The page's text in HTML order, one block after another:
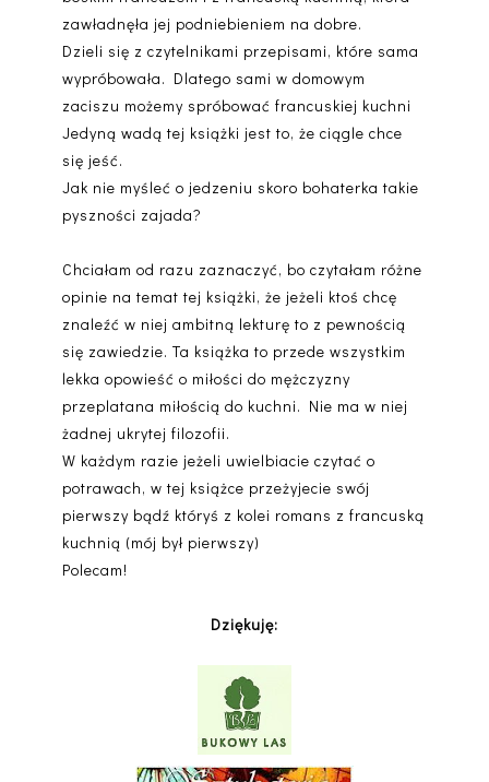
zawładnęła jej podniebieniem na dobre.
Dzieli się z czytelnikami przepisami, które sama
wypróbowała. Dlatego sami w domowym
zaciszu możemy spróbować francuskiej kuchni
Jedyną wadą tej książki jest to, że ciągle chce
się jeść.
Jak nie myśleć o jedzeniu skoro bohaterka takie
pyszności zajada?
Chciałam od razu zaznaczyć, bo czytałam różne
opinie na temat tej książki, że jeżeli ktoś chcę
znaleźć w niej ambitną lekturę to z pewnością
się zawiedzie. Ta książka to przede wszystkim
lekka opowieść o miłości do mężczyzny
przeplatana miłością do kuchni. Nie ma w niej
żadnej ukrytej filozofii.
W każdym razie jeżeli uwielbiacie czytać o
potrawach, w tej książce przeżyjecie swój
pierwszy bądź któryś z kolei romans z francuską
kuchnią (mój był pierwszy)
Polecam!
Dziękuję: